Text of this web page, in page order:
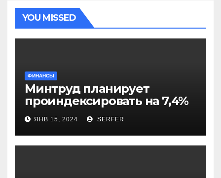
YOU MISSED
ФИНАНСЫ
Минтруд планирует
проиндексировать на 7,4%
более 40 выплат и
компенсаций
ЯНВ 15, 2024 SERFER